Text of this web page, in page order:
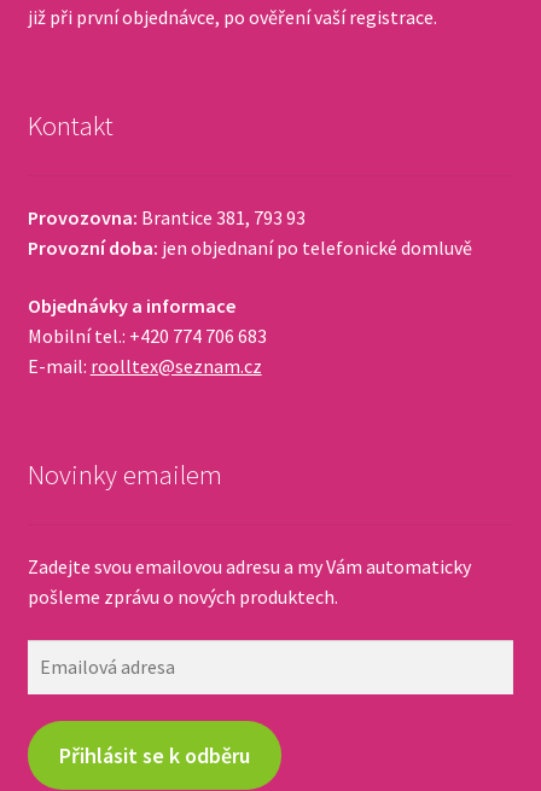
již při první objednávce, po ověření vaší registrace.
Kontakt
Provozovna: Brantice 381, 793 93
Provozní doba: jen objednaní po telefonické domluvě
Objednávky a informace
Mobilní tel.: +420 774 706 683
E-mail: roolltex@seznam.cz
Novinky emailem
Zadejte svou emailovou adresu a my Vám automaticky
pošleme zprávu o nových produktech.
Přihlásit se k odběru